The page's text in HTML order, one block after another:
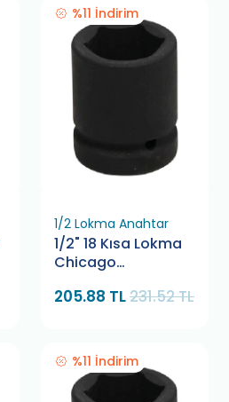
%11 İndirim
1/2 Lokma Anahtar
1/2" 18 Kısa Lokma
Chicago
205.88 TL231.52 TL
%11 İndirim